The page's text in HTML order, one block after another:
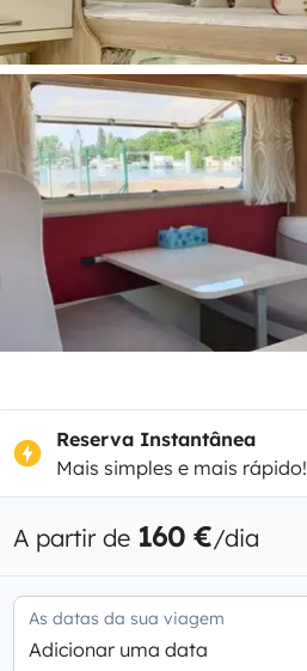
Reserva Instantânea
Mais simples e mais rápido!
A partir de 160 €/dia
As datas da sua viagem
Adicionar uma data